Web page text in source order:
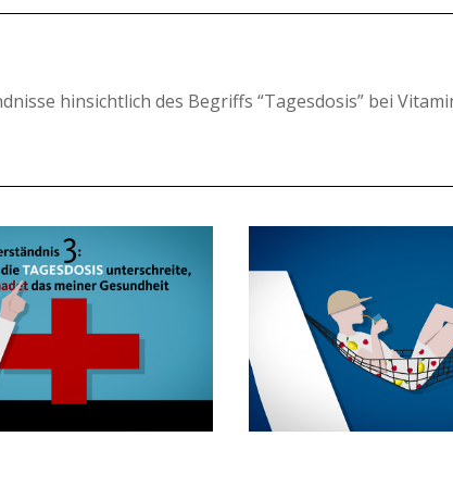
hinsichtlich des Begriffs “Tagesdosis” bei